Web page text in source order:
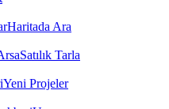
Haritada Ara
Satılık Tarla
Yeni Projeler